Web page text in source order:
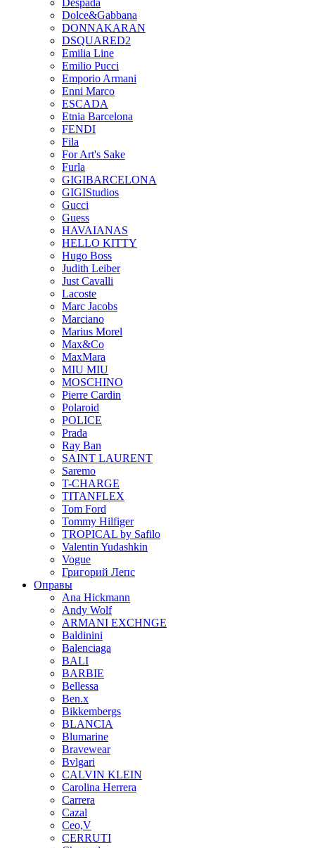
Despada
Dolce&Gabbana
DONNAKARAN
DSQUARED2
Emilia Line
Emilio Pucci
Emporio Armani
Enni Marco
ESCADA
Etnia Barcelona
FENDI
Fila
For Art's Sake
Furla
GIGIBARCELONA
GIGIStudios
Gucci
Guess
HAVAIANAS
HELLO KITTY
Hugo Boss
Judith Leiber
Just Cavalli
Lacoste
Marc Jacobs
Marciano
Marius Morel
Max&Co
MaxMara
MIU MIU
MOSCHINO
Pierre Cardin
Polaroid
POLICE
Prada
Ray Ban
SAINT LAURENT
Saremo
T-CHARGE
TITANFLEX
Tom Ford
Tommy Hilfiger
TROPICAL by Safilo
Valentin Yudashkin
Vogue
Григорий Лепс
Оправы
Ana Hickmann
Andy Wolf
ARMANI EXCHNGE
Baldinini
Balenciaga
BALI
BARBIE
Bellessa
Ben.x
Bikkembergs
BLANCIA
Blumarine
Bravewear
Bvlgari
CALVIN KLEIN
Carolina Herrera
Carrera
Cazal
Ceo,V
CERRUTI